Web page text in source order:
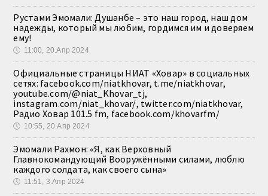
Рустами Эмомали: Душанбе – это наш город, наш дом
надежды, который мы любим, гордимся им и доверяем
ему!
🕔 11:00, 20.Апр 2024
Официальные страницы НИАТ «Ховар» в социальных
сетях: facebook.com/niatkhovar, t.me/niatkhovar,
youtube.com/@niat_Khovar_tj,
instagram.com/niat_khovar/, twitter.com/niatkhovar,
Радио Ховар 101.5 fm, facebook.com/khovarfm/
🕔 10:55, 20.Апр 2024
Эмомали Рахмон: «Я, как Верховный
Главнокомандующий Вооружёнными силами, люблю
каждого солдата, как своего сына»
🕔 11:51, 3.Апр 2024